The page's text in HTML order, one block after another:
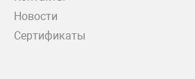
Новости
Сертификаты